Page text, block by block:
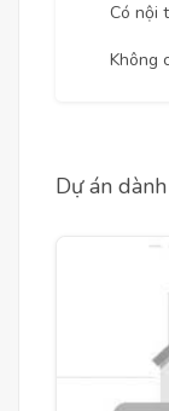
Có nội
Không
Dự án